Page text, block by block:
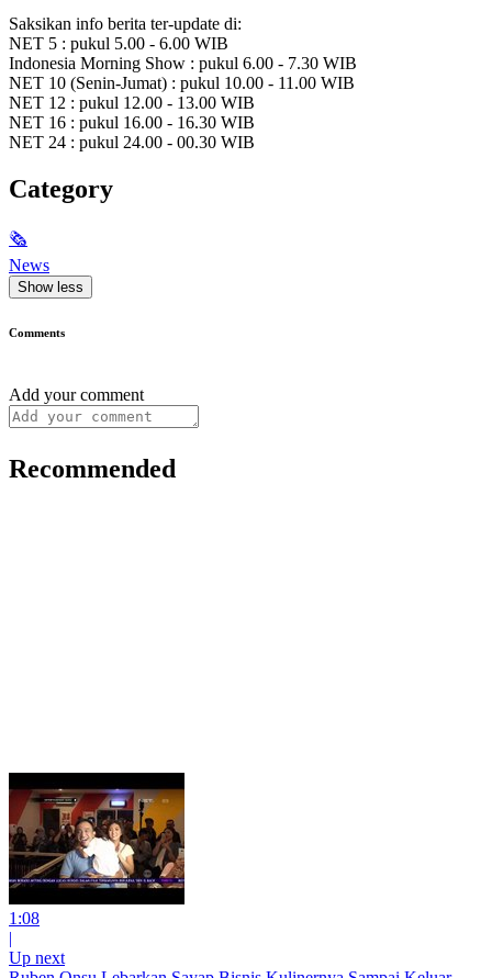
Saksikan info berita ter-update di:
NET 5 : pukul 5.00 - 6.00 WIB
Indonesia Morning Show : pukul 6.00 - 7.30 WIB
NET 10 (Senin-Jumat) : pukul 10.00 - 11.00 WIB
NET 12 : pukul 12.00 - 13.00 WIB
NET 16 : pukul 16.00 - 16.30 WIB
NET 24 : pukul 24.00 - 00.30 WIB
Category
🗞
News
Show less
Comments
Add your comment
Recommended
1:08
|
Up next